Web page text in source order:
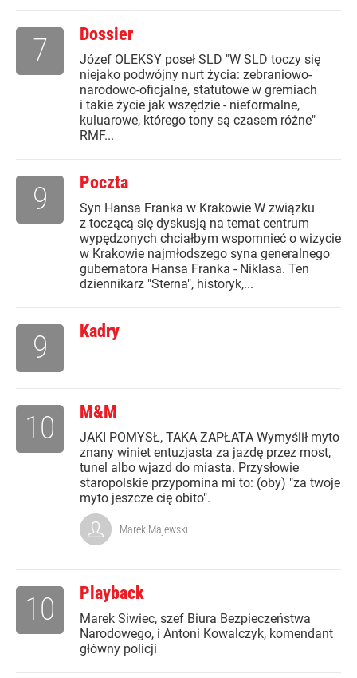
Dossier
Józef OLEKSY poseł SLD "W SLD toczy się
niejako podwójny nurt życia: zebraniowo-
narodowo-oficjalne, statutowe w gremiach
i takie życie jak wszędzie - nieformalne,
kuluarowe, którego tony są czasem różne"
RMF...
7
Poczta
Syn Hansa Franka w Krakowie W związku
z toczącą się dyskusją na temat centrum
wypędzonych chciałbym wspomnieć o wizycie
w Krakowie najmłodszego syna generalnego
gubernatora Hansa Franka - Niklasa. Ten
dziennikarz "Sterna", historyk,...
9
Kadry
9
M&M
JAKI POMYSŁ, TAKA ZAPŁATA Wymyślił myto
znany winiet entuzjasta za jazdę przez most,
tunel albo wjazd do miasta. Przysłowie
staropolskie przypomina mi to: (oby) "za twoje
myto jeszcze cię obito".
10
Marek Majewski
Playback
Marek Siwiec, szef Biura Bezpieczeństwa
Narodowego, i Antoni Kowalczyk, komendant
główny policji
10